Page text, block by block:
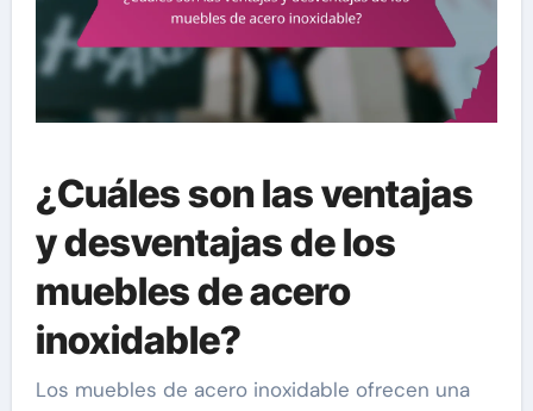
¿Cuáles son las ventajas
y desventajas de los
muebles de acero
inoxidable?
Los muebles de acero inoxidable ofrecen una